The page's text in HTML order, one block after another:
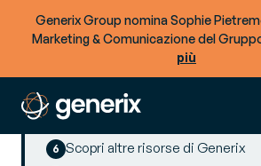
Generix Group nomina Sophie
Marketing & Comunicazione del
più
3. AI e trasporto: massimizzare
dei mezzi
4. AI e gestione delle risorse
5. AI e supply chain: coordinare
Scopri altre risorse di Generix